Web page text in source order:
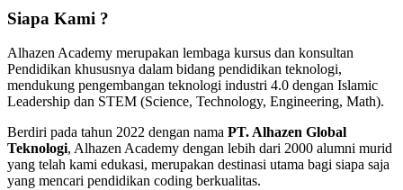
Siapa Kami ?
Alhazen Academy merupakan lembaga kursus dan konsultan
Pendidikan khususnya dalam bidang pendidikan teknologi,
mendukung pengembangan teknologi industri 4.0 dengan Islamic
Leadership dan STEM (Science, Technology, Engineering, Math).
Berdiri pada tahun 2022 dengan nama PT. Alhazen Global
Teknologi, Alhazen Academy dengan lebih dari 2000 alumni murid
yang telah kami edukasi, merupakan destinasi utama bagi siapa saja
yang mencari pendidikan coding berkualitas.